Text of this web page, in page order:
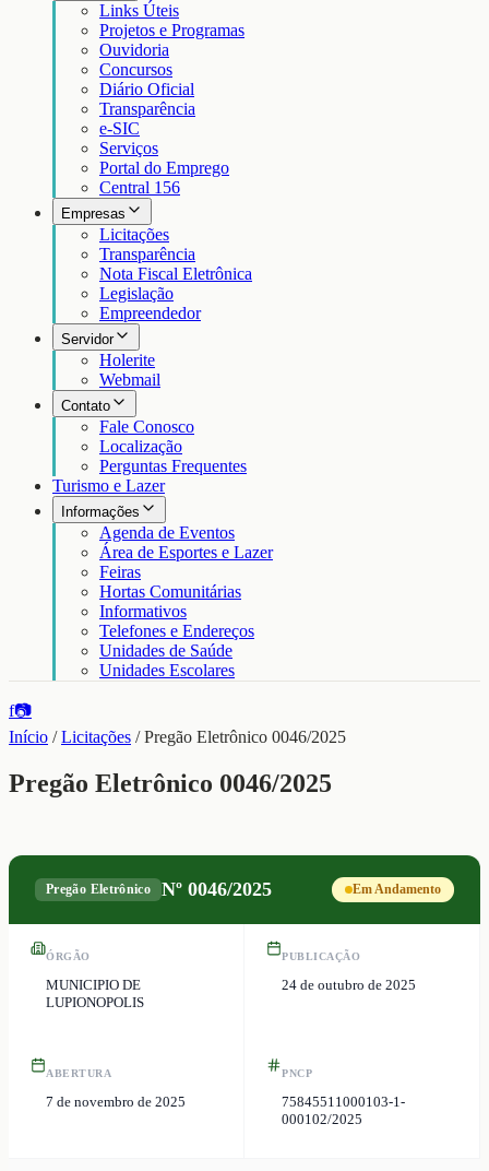
Links Úteis
Projetos e Programas
Ouvidoria
Concursos
Diário Oficial
Transparência
e-SIC
Serviços
Portal do Emprego
Central 156
Empresas
Licitações
Transparência
Nota Fiscal Eletrônica
Legislação
Empreendedor
Servidor
Holerite
Webmail
Contato
Fale Conosco
Localização
Perguntas Frequentes
Turismo e Lazer
Informações
Agenda de Eventos
Área de Esportes e Lazer
Feiras
Hortas Comunitárias
Informativos
Telefones e Endereços
Unidades de Saúde
Unidades Escolares
f📷
Início /Licitações /Pregão Eletrônico 0046/2025
Pregão Eletrônico 0046/2025
Pregão Eletrônico Nº0046/2025 Em Andamento
ÓRGÃO
MUNICIPIO DE
LUPIONOPOLIS
PUBLICAÇÃO
24 de outubro de 2025
ABERTURA
7 de novembro de 2025
PNCP
75845511000103-1-
000102/2025